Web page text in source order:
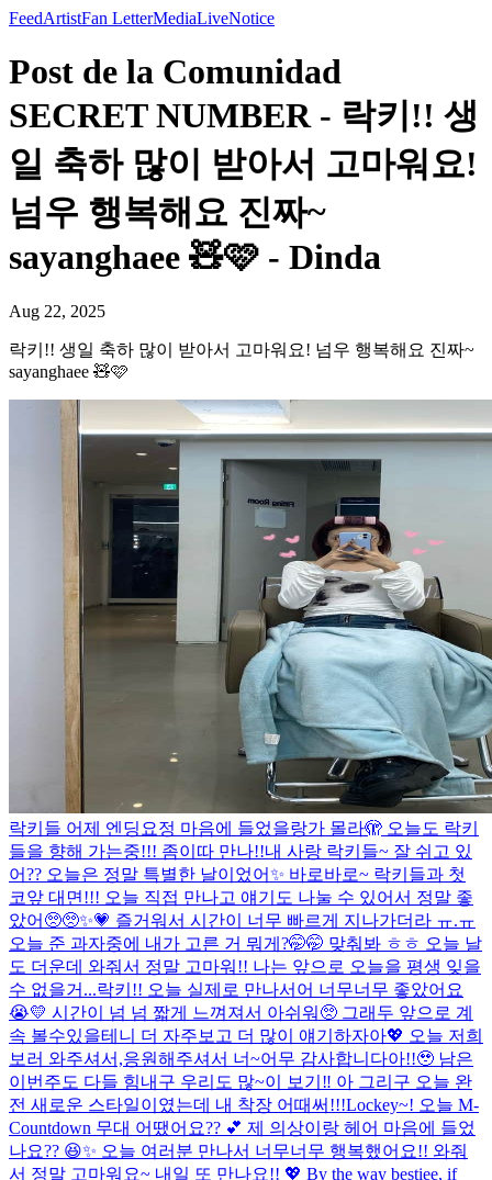
FeedArtistFan LetterMediaLiveNotice
Post de la Comunidad
SECRET NUMBER - 락키!! 생
일 축하 많이 받아서 고마워요!
넘우 행복해요 진짜~
sayanghaee 🧸🩷 - Dinda
Aug 22, 2025
락키!! 생일 축하 많이 받아서 고마워요! 넘우 행복해요 진짜~
sayanghaee 🧸🩷
락키들 어제 엔딩요정 마음에 들었을랑가 몰라🫣 오늘도 락키
들을 향해 가는중!!! 좀이따 만나!!내 사랑 락키들~ 잘 쉬고 있
어?? 오늘은 정말 특별한 날이었어✨ 바로바로~ 락키들과 첫
코앞 대면!!! 오늘 직접 만나고 얘기도 나눌 수 있어서 정말 좋
았어🥺🥺✨💗 즐거워서 시간이 너무 빠르게 지나가더라 ㅠ.ㅠ
오늘 준 과자중에 내가 고른 거 뭐게?🤭🤭 맞춰봐 ㅎㅎ 오늘 날
도 더운데 와줘서 정말 고마워!! 나는 앞으로 오늘을 평생 잊을
수 없을거...락키!! 오늘 실제로 만나서어 너무너무 좋았어요
😭💛 시간이 넘 넘 짧게 느껴져서 아쉬워🥺 그래두 앞으로 계
속 볼수있을테니 더 자주보고 더 많이 얘기하자아💖 오늘 저희
보러 와주셔서,응원해주셔서 너~어무 감사합니다아!!🥹 남은
이번주도 다들 힘내구 우리도 많~이 보기‼️ 아 그리구 오늘 완
전 새로운 스타일이였는데 내 착장 어때써!!!Lockey~! 오늘 M-
Countdown 무대 어땠어요?? 💕 제 의상이랑 헤어 마음에 들었
나요?? 😆✨ 오늘 여러분 만나서 너무너무 행복했어요!! 와줘
서 정말 고마워요~ 내일 또 만나요!! 💖 By the way bestiee, if